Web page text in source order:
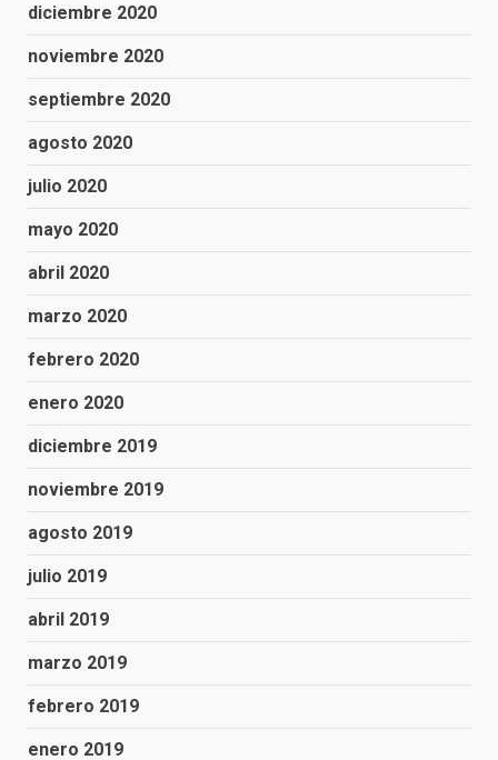
diciembre 2020
noviembre 2020
septiembre 2020
agosto 2020
julio 2020
mayo 2020
abril 2020
marzo 2020
febrero 2020
enero 2020
diciembre 2019
noviembre 2019
agosto 2019
julio 2019
abril 2019
marzo 2019
febrero 2019
enero 2019